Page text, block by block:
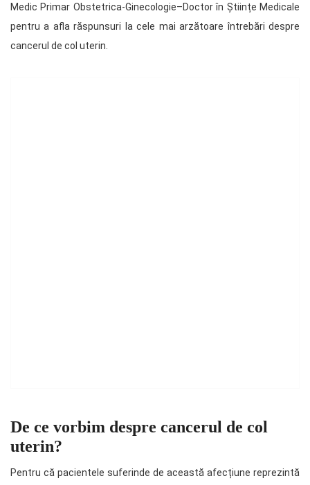
Medic Primar Obstetrica-Ginecologie–Doctor în Științe Medicale
pentru a afla răspunsuri la cele mai arzătoare întrebări despre
cancerul de col uterin.
De ce vorbim despre cancerul de col
uterin?
Pentru că pacientele suferinde de această afecțiune reprezintă